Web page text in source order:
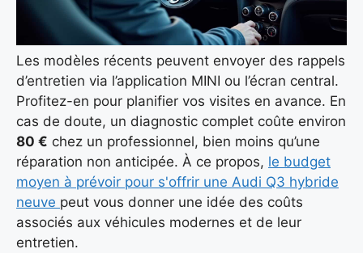
Les modèles récents peuvent envoyer des rappels
d’entretien via l’application MINI ou l’écran central.
Profitez-en pour planifier vos visites en avance. En
cas de doute, un diagnostic complet coûte environ
80 € chez un professionnel, bien moins qu’une
réparation non anticipée. À ce propos, le budget
moyen à prévoir pour s'offrir une Audi Q3 hybride
neuve peut vous donner une idée des coûts
associés aux véhicules modernes et de leur
entretien.